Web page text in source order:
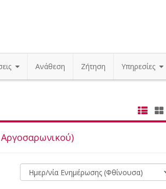
Ανάθεση Ζήτηση Υπηρεσίες
Αργοσαρωνικού)